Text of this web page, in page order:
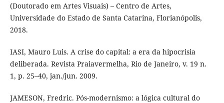
(Doutorado em Artes Visuais) – Centro de Artes,
Universidade do Estado de Santa Catarina, Florianópolis,
2018.
IASI, Mauro Luis. A crise do capital: a era da hipocrisia
deliberada. Revista Praiavermelha, Rio de Janeiro, v. 19 n.
1, p. 25–40, jan./jun. 2009.
JAMESON, Fredric. Pós-modernismo: a lógica cultural do